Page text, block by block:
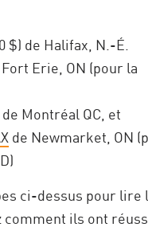
$) de Halifax, N.-É.
Fort Erie, ON (pour la
de Montréal QC, et
de Newmarket, ON
ci-dessus pour lire
comment ils ont